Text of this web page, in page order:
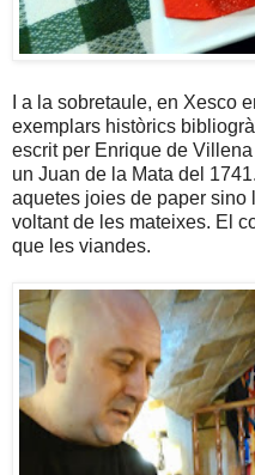
I a la sobretaule, en Xesco
exemplars històrics
escrit per Enrique de
un Juan de la Mata del
aquetes joies de paper sino
voltant de les mateixes. El
que les viandes.